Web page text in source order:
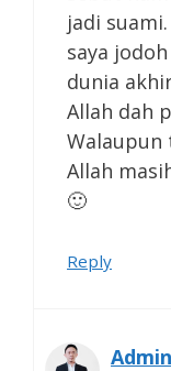
jadi
saya
dunia
Allah dah
Walaupun
Allah
🙂
Reply
Admin